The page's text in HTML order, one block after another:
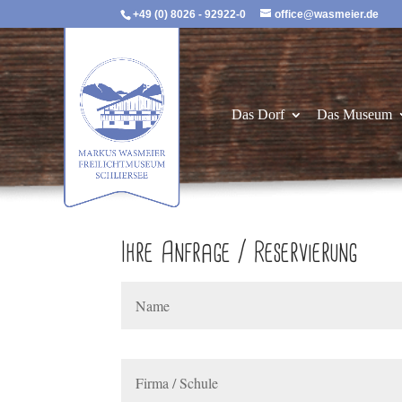
+49 (0) 8026 - 92922-0 office@wasmeier.de
Das Dorf Das Museum
Ihre Anfrage / Reservierung